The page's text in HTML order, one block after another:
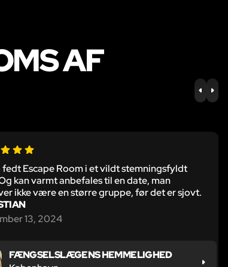
AF
PREV
fedt Escape Room i et vildt stemningsfyldt
kan varmt anbefales til en date, man
ikke være en større gruppe, før det er sjovt.
13, 2024
FÆNGSELSLÆGENS HEMMELIGHED